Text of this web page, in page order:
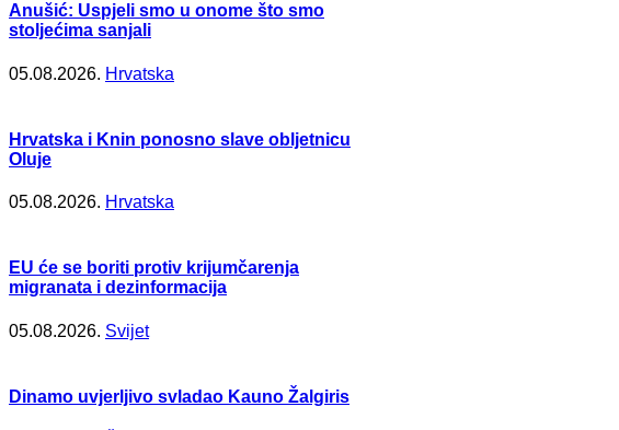
Anušić: Uspjeli smo u onome što smo
stoljećima sanjali
05.08.2026. Hrvatska
Hrvatska i Knin ponosno slave obljetnicu
Oluje
05.08.2026. Hrvatska
EU će se boriti protiv krijumčarenja
migranata i dezinformacija
05.08.2026. Svijet
Dinamo uvjerljivo svladao Kauno Žalgiris